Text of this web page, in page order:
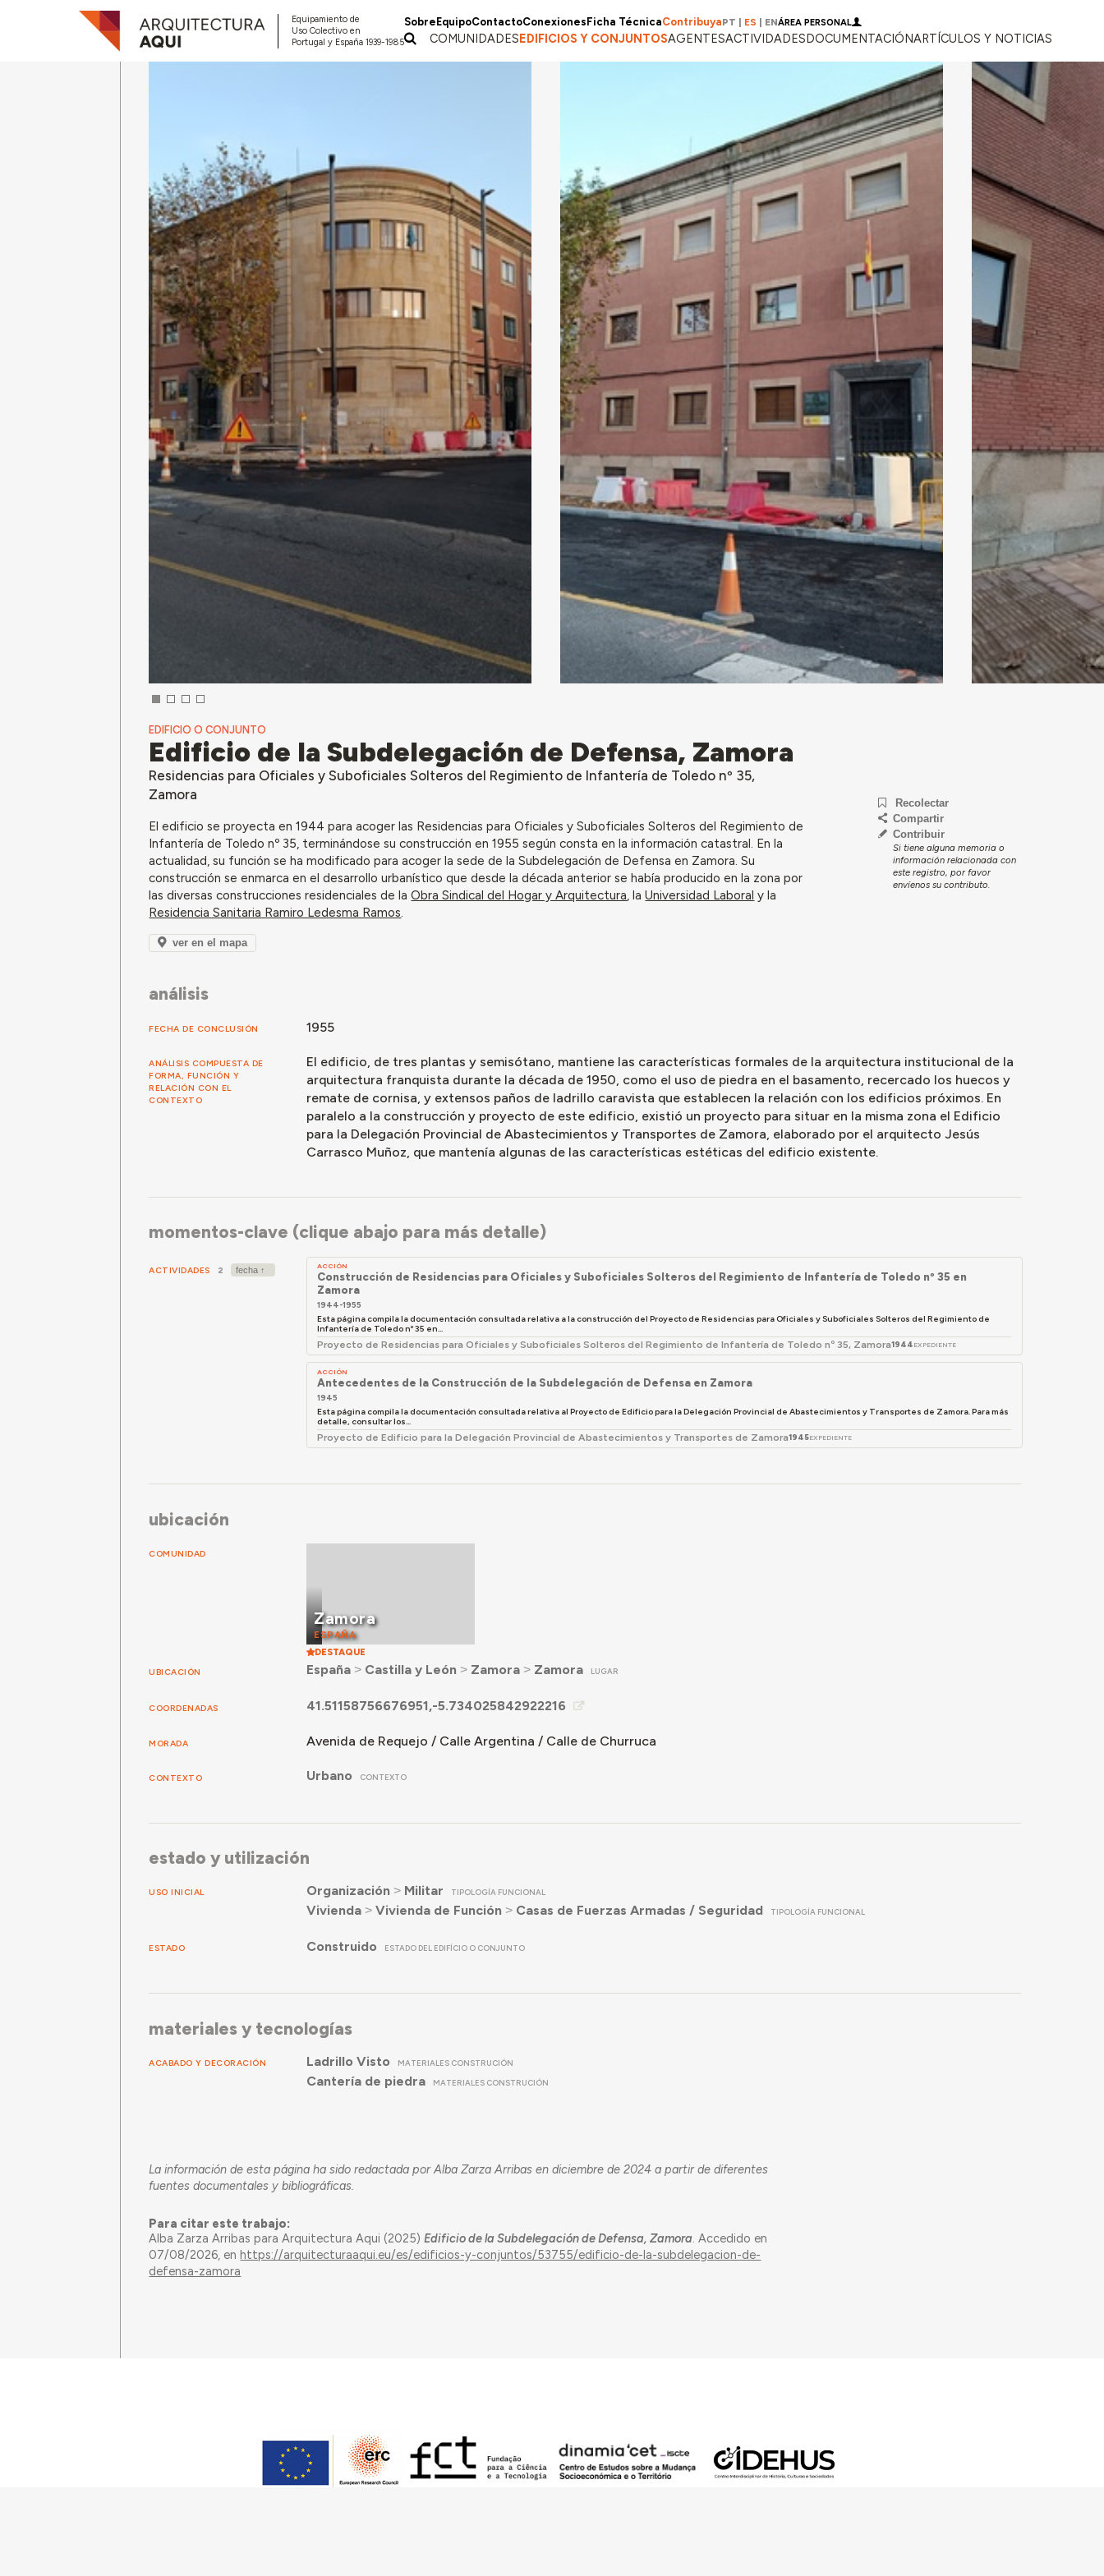
Equipamiento de
Uso Colectivo en
Portugal y España 1939-1985
Sobre EquipoContactoConexiones Ficha TécnicaContribuyaPT ES ENÁREA PERSONAL
COMUNIDADESEDIFICIOS Y CONJUNTOSAGENTESACTIVIDADESDOCUMENTACIÓNARTÍCULOS Y NOTICIAS
EDIFICIO O CONJUNTO
Edificio de la Subdelegación de Defensa, Zamora
Residencias para Oficiales y Suboficiales Solteros del Regimiento de Infantería de Toledo nº 35,
Zamora
El edificio se proyecta en 1944 para acoger las Residencias para Oficiales y Suboficiales Solteros del Regimiento de
Infantería de Toledo nº 35, terminándose su construcción en 1955 según consta en la información catastral. En la
actualidad, su función se ha modificado para acoger la sede de la Subdelegación de Defensa en Zamora. Su
construcción se enmarca en el desarrollo urbanístico que desde la década anterior se había producido en la zona por
las diversas construcciones residenciales de laObra Sindical del Hogar y Arquitectura, laUniversidad Laboral y la
Residencia Sanitaria Ramiro Ledesma Ramos.
ver en el mapa
Recolectar
Compartir
Contribuir
Si tiene alguna memoria o
información relacionada con
este registro, por favor
envíenos su contributo.
análisis
FECHA DE CONCLUSIÓN 1955
ANÁLISIS COMPUESTA DE
FORMA, FUNCIÓN Y
RELACIÓN CON EL
CONTEXTO
El edificio, de tres plantas y semisótano, mantiene las características formales de la arquitectura institucional de la
arquitectura franquista durante la década de 1950, como el uso de piedra en el basamento, recercado los huecos y
remate de cornisa, y extensos paños de ladrillo caravista que establecen la relación con los edificios próximos. En
paralelo a la construcción y proyecto de este edificio, existió un proyecto para situar en la misma zona el Edificio
para la Delegación Provincial de Abastecimientos y Transportes de Zamora, elaborado por el arquitecto Jesús
Carrasco Muñoz, que mantenía algunas de las características estéticas del edificio existente.
momentos-clave (clique abajo para más detalle)
ACTIVIDADES 2 ACCIÓN
Construcción de Residencias para Oficiales y Suboficiales Solteros del Regimiento de Infantería de Toledo nº 35 en
Zamora
1944-1955
Esta página compila la documentación consultada relativa a la construcción del Proyecto de Residencias para Oficiales y Suboficiales Solteros del Regimiento de
Infantería de Toledo nº 35 en...
Proyecto de Residencias para Oficiales y Suboficiales Solteros del Regimiento de Infantería de Toledo nº 35, Zamora1944 EXPEDIENTE
ACCIÓN
Antecedentes de la Construcción de la Subdelegación de Defensa en Zamora
1945
Esta página compila la documentación consultada relativa al Proyecto de Edificio para la Delegación Provincial de Abastecimientos y Transportes de Zamora. Para más
detalle, consultar los...
Proyecto de Edificio para la Delegación Provincial de Abastecimientos y Transportes de Zamora1945EXPEDIENTE
ubicación
COMUNIDAD
Zamora
ESPAÑA
DESTAQUE
UBICACIÓN España˃ Castilla y León ˃ Zamora˃ Zamora LUGAR
COORDENADAS 41.51158756676951,-5.734025842922216
MORADA Avenida de Requejo / Calle Argentina / Calle de Churruca
CONTEXTO Urbano CONTEXTO
estado y utilización
USO INICIAL Organización ˃ Militar TIPOLOGÍA FUNCIONAL
Vivienda˃ Vivienda de Función ˃ Casas de Fuerzas Armadas / Seguridad TIPOLOGÍA FUNCIONAL
ESTADO Construido ESTADO DEL EDIFÍCIO O CONJUNTO
materiales y tecnologías
ACABADO Y DECORACIÓN Ladrillo Visto MATERIALES CONSTRUCIÓN
Cantería de piedra MATERIALES CONSTRUCIÓN
La información de esta página ha sido redactada por Alba Zarza Arribas en diciembre de 2024 a partir de diferentes
fuentes documentales y bibliográficas.
Para citar este trabajo:
Alba Zarza Arribas para Arquitectura Aqui (2025)Edificio de la Subdelegación de Defensa, Zamora. Accedido en
07/08/2026, enhttps://arquitecturaaqui.eu/es/edificios-y-conjuntos/53755/edificio-de-la-subdelegacion-de-
defensa-zamora